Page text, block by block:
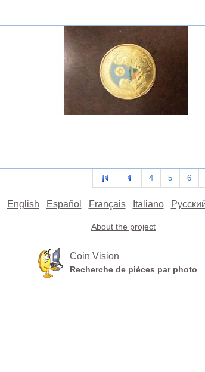
4 5 6
English Español Français Italiano
About the project
Coin Vision
Recherche de pièces par photo